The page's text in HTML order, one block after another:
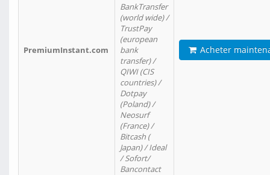
PremiumInstant.com
BankTransfer
(world wide) /
TrustPay
(european
bank
transfer) /
QIWI (CIS
countries) /
Dotpay
(Poland) /
Neosurf
(France) /
Bitcash (
Japan) / Ideal
/ Sofort/
Bancontact
Acheter